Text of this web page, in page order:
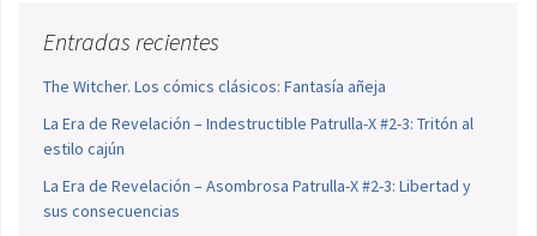
Entradas recientes
The Witcher. Los cómics clásicos: Fantasía añeja
La Era de Revelación – Indestructible Patrulla-X #2-3: Tritón al
estilo cajún
La Era de Revelación – Asombrosa Patrulla-X #2-3: Libertad y
sus consecuencias